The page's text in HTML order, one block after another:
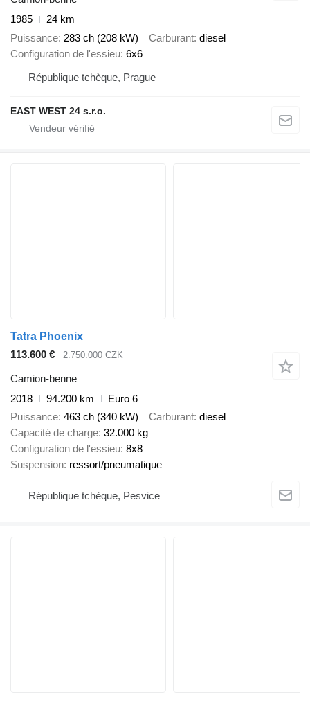
1985
24 km
Puissance 283 ch (208 kW) Carburant diesel
Configuration de l'essieu 6x6
République tchèque, Prague
EAST WEST 24 s.r.o.
Tatra Phoenix
113.600 €
2.750.000 CZK
Camion-benne
2018
94.200 km
Euro 6
Puissance 463 ch (340 kW) Carburant diesel
Capacité de charge 32.000 kg
Configuration de l'essieu 8x8
Suspension ressort/pneumatique
République tchèque, Pesvice